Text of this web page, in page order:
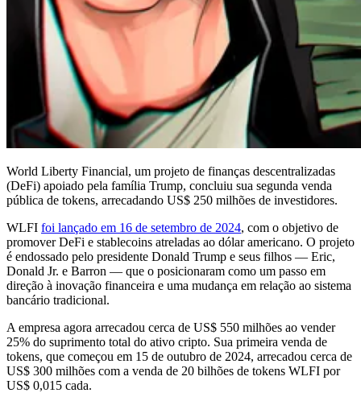
World Liberty Financial, um projeto de finanças descentralizadas
(DeFi) apoiado pela família Trump, concluiu sua segunda venda
pública de tokens, arrecadando US$ 250 milhões de investidores.
WLFI foi lançado em 16 de setembro de 2024, com o objetivo de
promover DeFi e stablecoins atreladas ao dólar americano. O projeto
é endossado pelo presidente Donald Trump e seus filhos — Eric,
Donald Jr. e Barron — que o posicionaram como um passo em
direção à inovação financeira e uma mudança em relação ao sistema
bancário tradicional.
A empresa agora arrecadou cerca de US$ 550 milhões ao vender
25% do suprimento total do ativo cripto. Sua primeira venda de
tokens, que começou em 15 de outubro de 2024, arrecadou cerca de
US$ 300 milhões com a venda de 20 bilhões de tokens WLFI por
US$ 0,015 cada.